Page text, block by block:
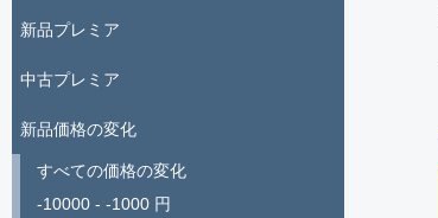
新品プレミア
中古プレミア
新品価格の変化
すべての価格の変化
-10000 - -1000 円